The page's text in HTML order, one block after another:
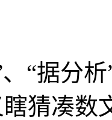
“据分
猜凑数